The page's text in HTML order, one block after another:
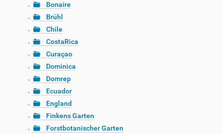
Bonaire
Brühl
Chile
CostaRica
Curaçao
Dominica
Domrep
Ecuador
England
Finkens Garten
Forstbotanischer Garten